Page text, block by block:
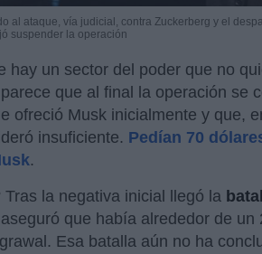
al ataque, vía judicial, contra Zuckerberg y el
suspender la operación
hay un sector del poder que no
que al final la operación se
ofreció Musk inicialmente y que,
insuficiente. Pedían 70
.
la negativa inicial llegó la
que había alrededor de
Esa batalla aún no ha